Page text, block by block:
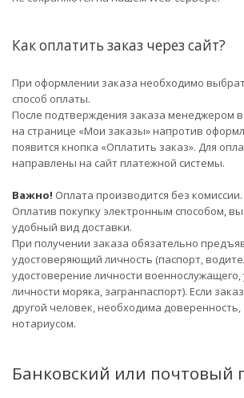
Как оплатить заказ через сайт?
При оформлении заказа необходимо
способ оплаты.
После подтверждения заказа менеджером
на странице «Мои заказы» напротив
появится кнопка «Оплатить заказ». Для
направлены на сайт платежной системы.
Важно! Оплата производится без комиссии.
Оплатив покупку электронным способом,
удобный вид доставки.
При получении заказа обязательно
удостоверяющий личность (паспорт,
удостоверение личности
личности моряка, загранпаспорт). Если
другой человек, необходима
нотариусом.
Банковский или почтовый